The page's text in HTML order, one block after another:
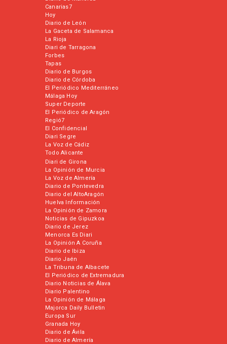
Canarias7
Hoy
Diario de León
La Gaceta de Salamanca
La Rioja
Diari de Tarragona
Forbes
Tapas
Diario de Burgos
Diario de Córdoba
El Periódico Mediterráneo
Málaga Hoy
Super Deporte
El Periódico de Aragón
Regió7
El Confidencial
Diari Segre
La Voz de Cádiz
Todo Alicante
Diari de Girona
La Opinión de Murcia
La Voz de Almería
Diario de Pontevedra
Diario del AltoAragón
Huelva Información
La Opinión de Zamora
Noticias de Gipuzkoa
Diario de Jerez
Menorca Es Diari
La Opinión A Coruña
Diario de Ibiza
Diario Jaén
La Tribuna de Albacete
El Periódico de Extremadura
Diario Noticias de Álava
Diario Palentino
La Opinión de Málaga
Majorca Daily Bulletin
Europa Sur
Granada Hoy
Diario de Ávila
Diario de Almería